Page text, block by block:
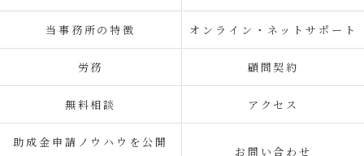
当事務所の特徴 オンライン・ネットサポート
労務 顧問契約
無料相談 アクセス
助成金申請ノウハウを公開
お問い合わせ